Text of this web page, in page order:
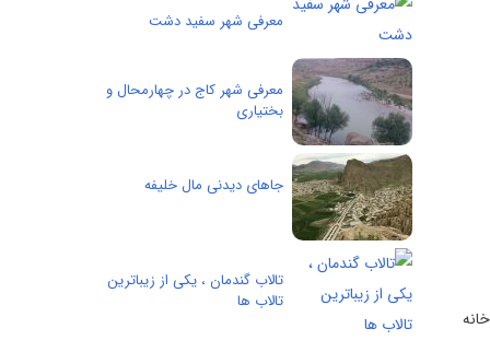
رودخانه
معرفی شهر سفید دشت
معرفی شهر کاج در چهارمحال و
بختیاری
جاهای دیدنی مال خلیفه
تالاب گندمان ، یکی از زیباترین
تالاب ها